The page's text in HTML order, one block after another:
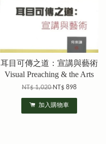
耳目可傳之道：宣講與藝術
Visual Preaching & the Arts
NT$ 1,020NT$ 898
加入購物車